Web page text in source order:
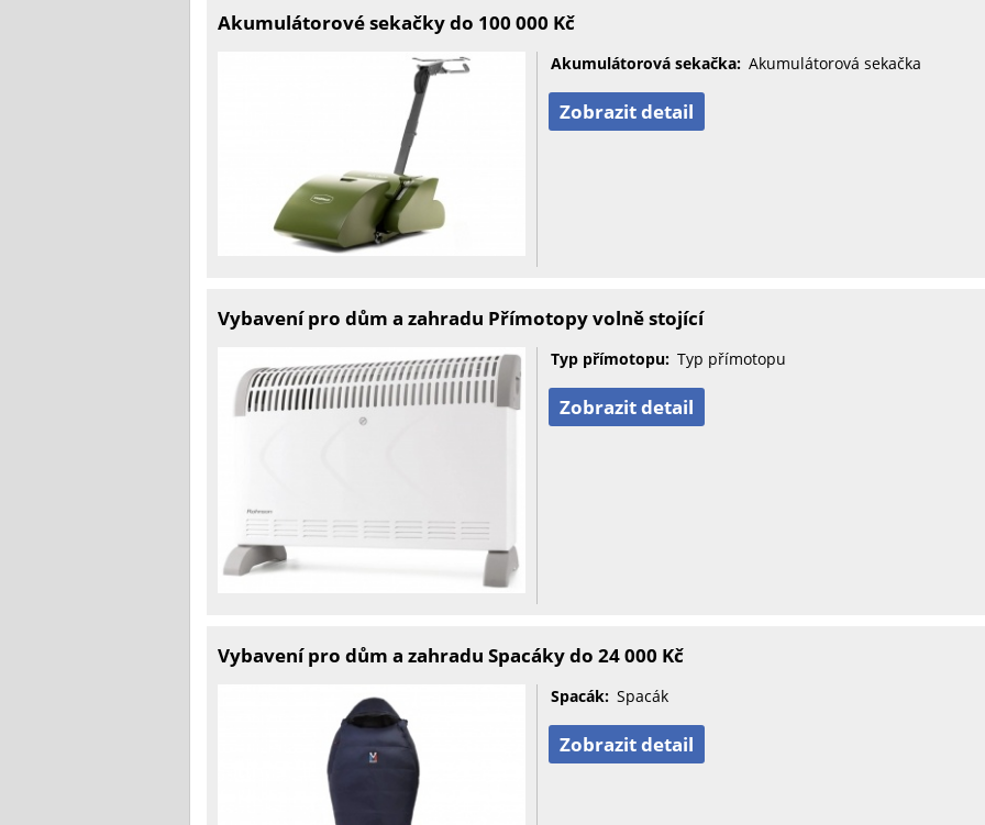
Akumulátorové sekačky do 100 000 Kč
Akumulátorová sekačka: Akumulátorová sekačka
Zobrazit detail
Vybavení pro dům a zahradu Přímotopy volně stojící
Typ přímotopu: Typ přímotopu
Zobrazit detail
Vybavení pro dům a zahradu Spacáky do 24 000 Kč
Spacák: Spacák
Zobrazit detail